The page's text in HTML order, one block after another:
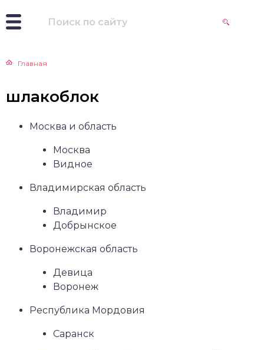
Главная
шлакоблок
Москва и область
Москва
Видное
Владимирская область
Владимир
Добрынское
Воронежская область
Девица
Воронеж
Республика Мордовия
Саранск